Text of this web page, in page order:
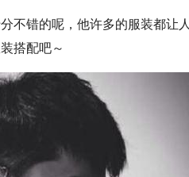
不错的呢，他许多的服装都让
搭配吧～